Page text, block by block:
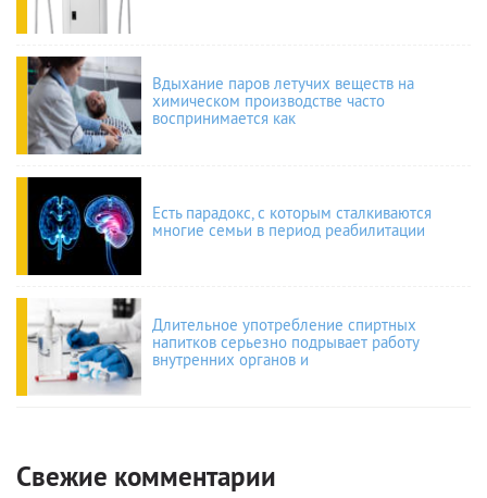
Вдыхание паров летучих веществ на
химическом производстве часто
воспринимается как
Есть парадокс, с которым сталкиваются
многие семьи в период реабилитации
Длительное употребление спиртных
напитков серьезно подрывает работу
внутренних органов и
Свежие комментарии